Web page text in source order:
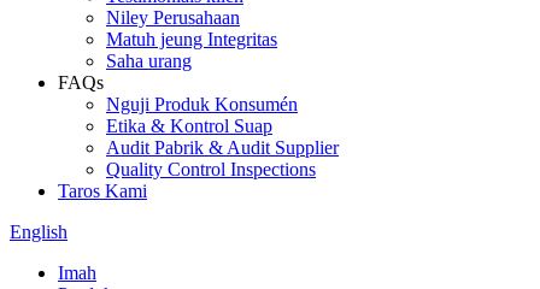
Niley Perusahaan
Matuh jeung Integritas
Saha urang
FAQs
Nguji Produk Konsumén
Etika & Kontrol Suap
Audit Pabrik & Audit Supplier
Quality Control Inspections
Taros Kami
English
Imah